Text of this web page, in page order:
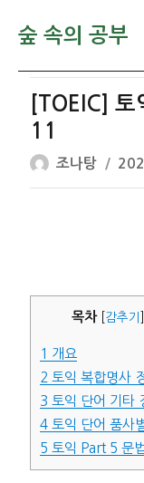
숲 속의 공부
[TOEIC]
11
글
쓴
조나탕
작
성
목차 감추기
1 개요
2 토익 복합명사
3 토익 단어 기타
4토익 단어 품사
5 토익 Part 5 문